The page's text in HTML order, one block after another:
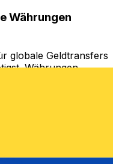
Währungen
globale Geldtransfers
Währungen